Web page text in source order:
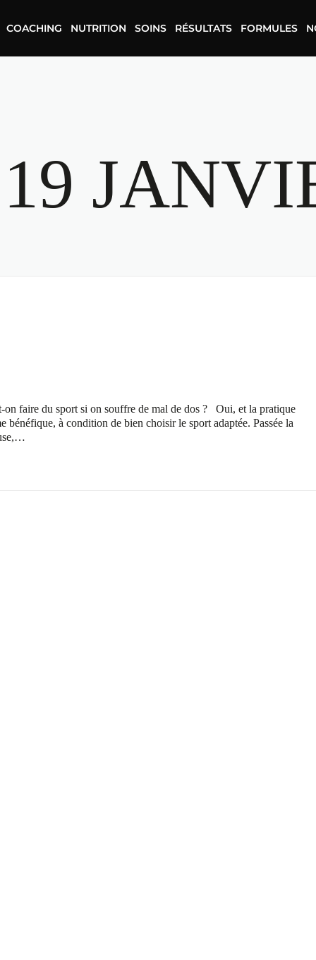
COACHING NUTRITION SOINS RÉSULTATS FORMULES
19
faire du sport si on souffre de mal de dos ? Oui, et la pratique
bénéfique, à condition de bien choisir le sport adaptée. Passée la